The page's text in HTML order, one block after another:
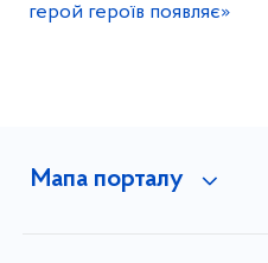
герой героїв появляє»
Мапа порталу